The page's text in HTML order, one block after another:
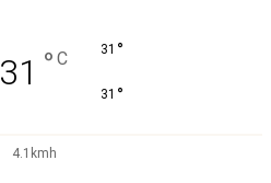
31 ° C 31 °
31 °
4.1kmh